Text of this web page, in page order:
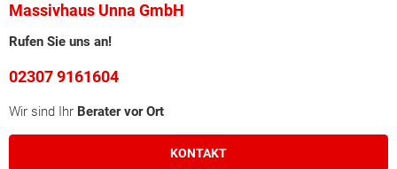
Massivhaus Unna GmbH
Rufen Sie uns an!
02307 9161604
Wir sind Ihr Berater vor Ort
KONTAKT